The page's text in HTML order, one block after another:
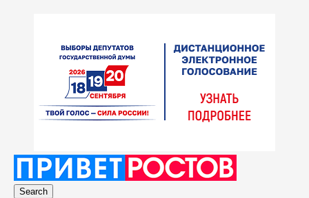
Search